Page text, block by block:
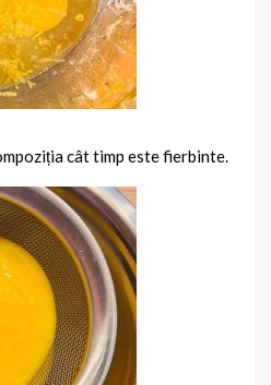
cât timp este fierbinte.